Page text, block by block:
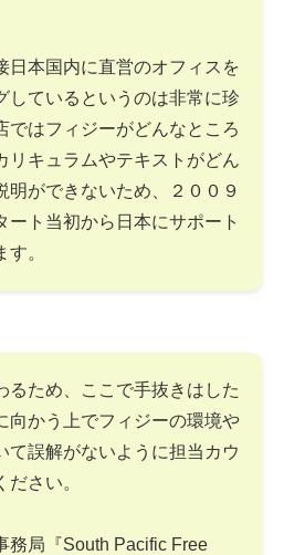
日本国内に直営のオフィスを
しているというのは非常に珍
ではフィジーがどんなところ
リキュラムやテキストがどん
明ができないため、２００９
ート当初から日本にサポート
。
るため、ここで手抜きはした
向かう上でフィジーの環境や
て誤解がないように担当カウ
さい。
務局『South Pacific Free